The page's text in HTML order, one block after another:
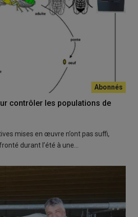
contrôler les populations de
mises en œuvre n’ont pas suffi,
durant l’été à une…